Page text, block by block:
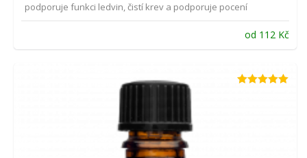
podporuje funkci ledvin, čistí krev a podporuje pocení
od 112 Kč